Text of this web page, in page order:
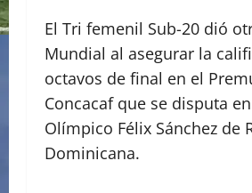
El Tri femenil Sub-20 dió
Mundial al asegurar la
octavos de final en el
Concacaf que se disputa
Olímpico Félix Sánchez de
Dominicana.